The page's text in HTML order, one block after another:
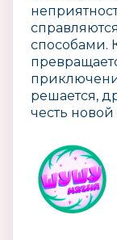
способами.
решается,
честь новой